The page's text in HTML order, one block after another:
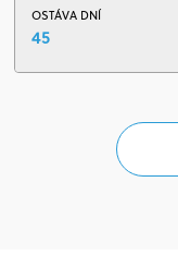
OSTÁVA DNÍ
45